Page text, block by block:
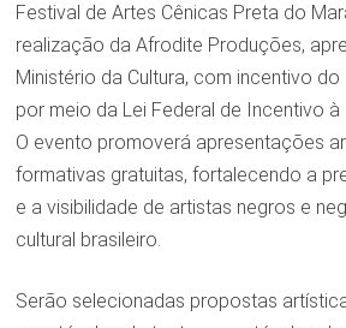
Festival de Artes Cênicas Preta do
realização da Afrodite Produções,
Ministério da Cultura, com incentivo do
por meio da Lei Federal de Incentivo à
O evento promoverá apresentações
formativas gratuitas, fortalecendo a
e a visibilidade de artistas negros e
cultural brasileiro.
Serão selecionadas propostas